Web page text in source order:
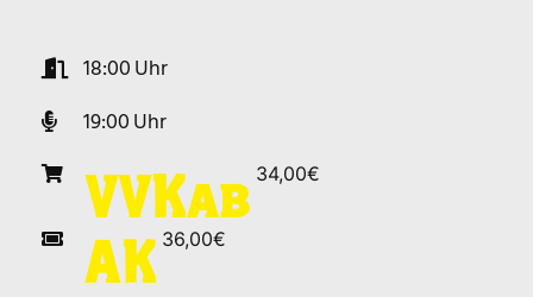
18:00
19:00
VVKab 34,00€
AK 36,00€